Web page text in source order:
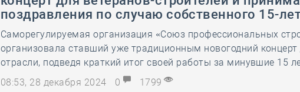
поздравления по случаю собственного 15-
Саморегулируемая организация «Союз профессиональных
организовала ставший уже традиционным новогодний концерт
отрасли, подведя краткий итог своей работы за минувшие 15
08:53, 28 декабря 2024
0 1799